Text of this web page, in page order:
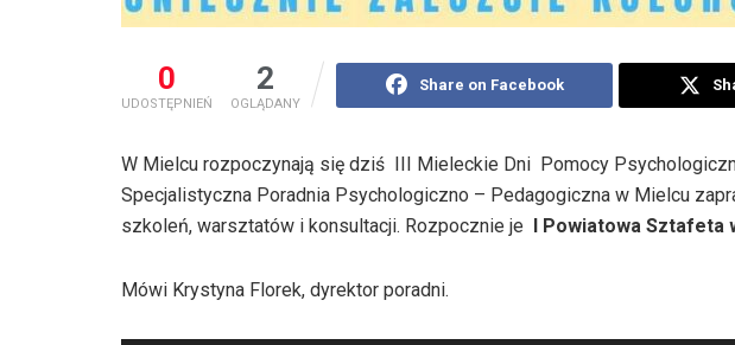
0
UDOSTĘPNIEŃ
2
OGLĄDANY
Share on Facebook
W Mielcu rozpoczynają się dziś III Mieleckie Dni Pomocy
Specjalistyczna Poradnia Psychologiczno – Pedagogiczna w Mielcu
szkoleń, warsztatów i konsultacji. Rozpocznie je I Powiatowa Sztafeta
Mówi Krystyna Florek, dyrektor poradni.